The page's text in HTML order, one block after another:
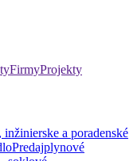
FirmyProjekty
inžinierske a poradenské
Predajplynové